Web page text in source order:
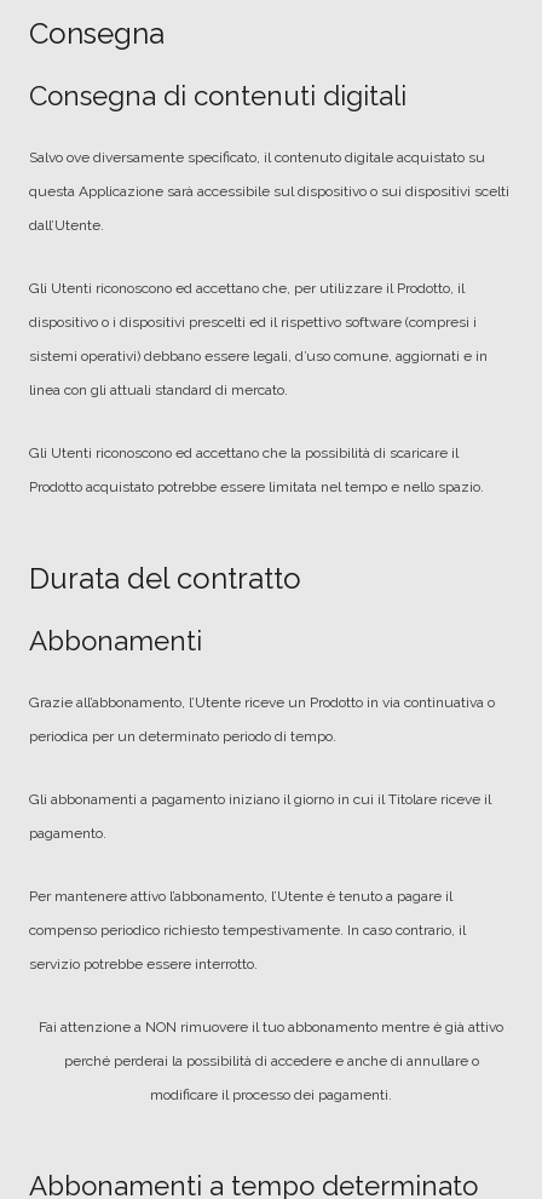
Consegna
Consegna di contenuti digitali
Salvo ove diversamente specificato, il contenuto digitale acquistato su
questa Applicazione sarà accessibile sul dispositivo o sui dispositivi scelti
dall’Utente.
Gli Utenti riconoscono ed accettano che, per utilizzare il Prodotto, il
dispositivo o i dispositivi prescelti ed il rispettivo software (compresi i
sistemi operativi) debbano essere legali, d’uso comune, aggiornati e in
linea con gli attuali standard di mercato.
Gli Utenti riconoscono ed accettano che la possibilità di scaricare il
Prodotto acquistato potrebbe essere limitata nel tempo e nello spazio.
Durata del contratto
Abbonamenti
Grazie all’abbonamento, l’Utente riceve un Prodotto in via continuativa o
periodica per un determinato periodo di tempo.
Gli abbonamenti a pagamento iniziano il giorno in cui il Titolare riceve il
pagamento.
Per mantenere attivo l’abbonamento, l’Utente è tenuto a pagare il
compenso periodico richiesto tempestivamente. In caso contrario, il
servizio potrebbe essere interrotto.
Fai attenzione a NON rimuovere il tuo abbonamento mentre è già attivo
perché perderai la possibilità di accedere e anche di annullare o
modificare il processo dei pagamenti.
Abbonamenti a tempo determinato